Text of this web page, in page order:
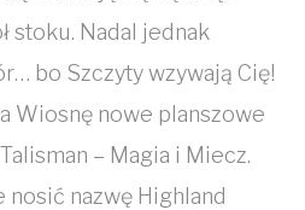
stoku. Nadal jednak
bo Szczyty wzywają Cię!
Wiosnę nowe planszowe
– Magia i Miecz.
nazwę Highland